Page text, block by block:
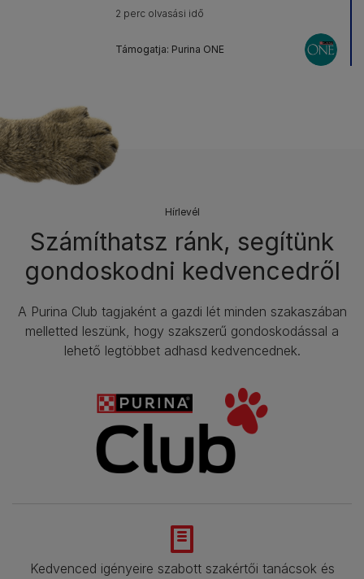
2 perc olvasási idő
Támogatja: Purina ONE
Hírlevél​
Számíthatsz ránk, segítünk
gondoskodni kedvencedről
A Purina Club tagjaként a gazdi lét minden szakaszában
melletted leszünk, hogy szakszerű gondoskodással a
lehető legtöbbet adhasd kedvencednek.​
Kedvenced igényeire szabott szakértői tanácsok és